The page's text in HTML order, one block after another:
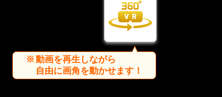
動画を再生しながら
自由に画角を動かせます！